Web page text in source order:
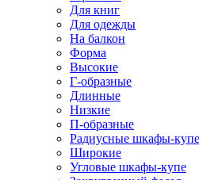
Для книг
Для одежды
На балкон
Форма
Высокие
Г-образные
Длинные
Низкие
П-образные
Радиусные шкафы-купе
Широкие
Угловые шкафы-купе